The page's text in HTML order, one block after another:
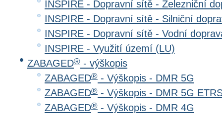
INSPIRE - Dopravní sítě - Železniční
INSPIRE - Dopravní sítě - Silniční
INSPIRE - Dopravní sítě - Vodní
INSPIRE - Využití území (LU)
ZABAGED® - výškopis
ZABAGED® - Výškopis - DMR 5G
ZABAGED® - Výškopis - DMR 5G
ZABAGED® - Výškopis - DMR 4G